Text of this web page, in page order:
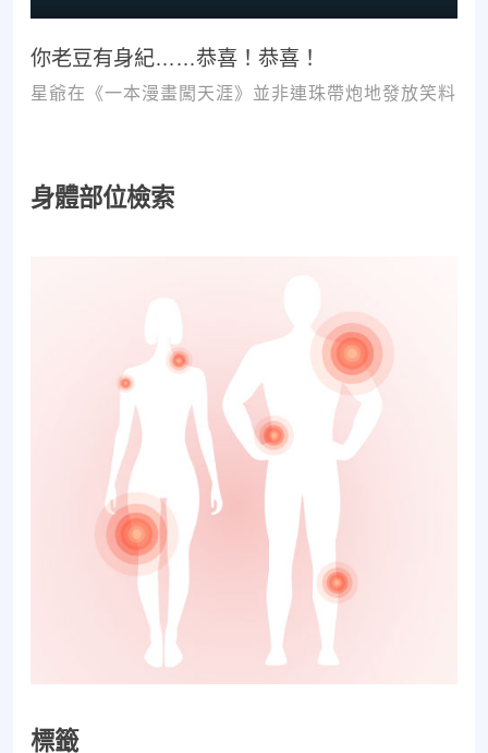
你老豆有身紀……恭喜！恭喜！
星爺在《一本漫畫闖天涯》並非連珠帶炮地發放笑料
身體部位檢索
標籤